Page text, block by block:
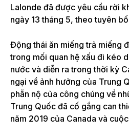
Lalonde đã được yêu cầu rời
ngày 13 tháng 5, theo tuyên
Động thái ăn miếng trả miếng
trong mối quan hệ xấu đi kéo
nước và diễn ra trong thời kỳ
ngại về ảnh hưởng của Trung
phẫn nộ của công chúng về
Trung Quốc đã cố gắng can
năm 2019 của Canada và